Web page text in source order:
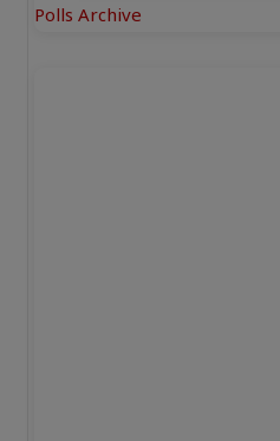
Polls Archive